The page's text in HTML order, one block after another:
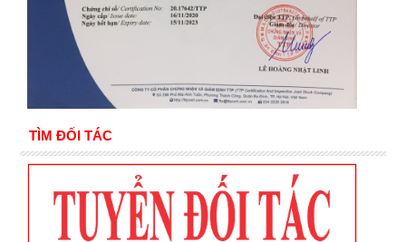
TÌM ĐỐI TÁC